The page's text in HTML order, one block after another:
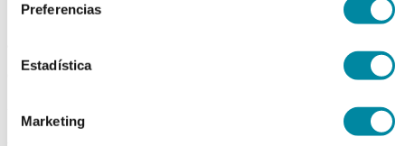
Preferencias
Estadística
Marketing
consigue 15 puntos de fidelización
UNGUATOR GAKO PALETA